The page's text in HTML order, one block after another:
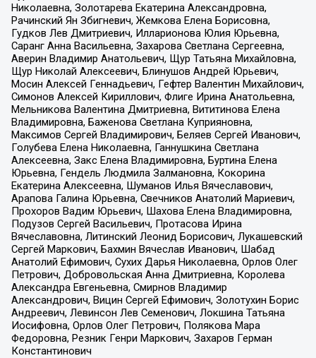
Николаевна, Золотарева Екатерина Александровна,
Рачинский Ян Збигневич, Жемкова Елена Борисовна,
Гудков Лев Дмитриевич, Илларионова Юлия Юрьевна,
Саранг Анна Васильевна, Захарова Светлана Сергеевна,
Аверин Владимир Анатольевич, Щур Татьяна Михайловна,
Щур Николай Алексеевич, Блинушов Андрей Юрьевич,
Мосин Алексей Геннадьевич, Гефтер Валентин Михайлович,
Симонов Алексей Кириллович, Флиге Ирина Анатольевна,
Мельникова Валентина Дмитриевна, Вититинова Елена
Владимировна, Баженова Светлана Куприяновна,
Максимов Сергей Владимирович, Беляев Сергей Иванович,
Голубева Елена Николаевна, Ганнушкина Светлана
Алексеевна, Закс Елена Владимировна, Буртина Елена
Юрьевна, Гендель Людмила Залмановна, Кокорина
Екатерина Алексеевна, Шуманов Илья Вячеславович,
Арапова Галина Юрьевна, Свечников Анатолий Мариевич,
Прохоров Вадим Юрьевич, Шахова Елена Владимировна,
Подузов Сергей Васильевич, Протасова Ирина
Вячеславовна, Литинский Леонид Борисович, Лукашевский
Сергей Маркович, Бахмин Вячеслав Иванович, Шабад
Анатолий Ефимович, Сухих Дарья Николаевна, Орлов Олег
Петрович, Добровольская Анна Дмитриевна, Королева
Александра Евгеньевна, Смирнов Владимир
Александрович, Вицин Сергей Ефимович, Золотухин Борис
Андреевич, Левинсон Лев Семенович, Локшина Татьяна
Иосифовна, Орлов Олег Петрович, Полякова Мара
Федоровна, Резник Генри Маркович, Захаров Герман
Константинович